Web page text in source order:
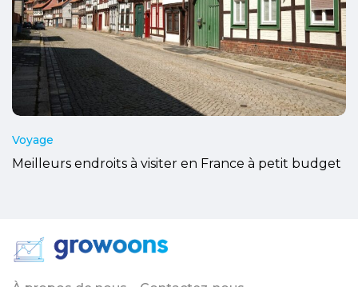
Voyage
Meilleurs endroits à visiter en France à petit budget